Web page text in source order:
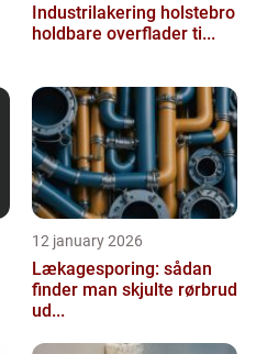
Industrilakering holstebro
holdbare overflader ti...
12 january 2026
Lækagesporing: sådan
finder man skjulte rørbrud
ud...